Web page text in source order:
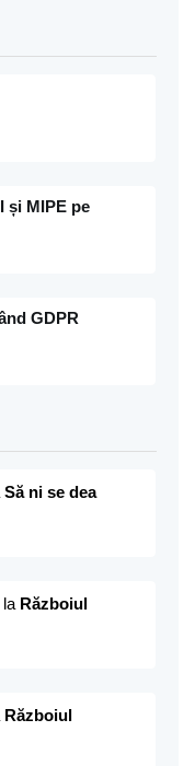
și MIPE pe
GDPR
Să ni se dea
Războiul
Războiul